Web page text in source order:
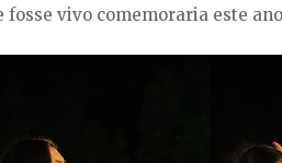
vivo comemoraria este